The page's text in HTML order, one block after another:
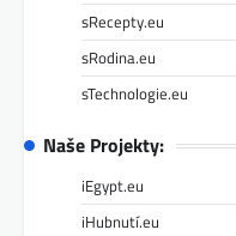
sRecepty.eu
sRodina.eu
sTechnologie.eu
Naše Projekty:
iEgypt.eu
iHubnutí.eu